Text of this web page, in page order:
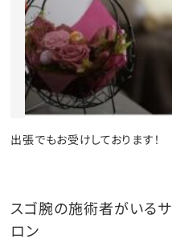
出張でもお受けしております！
スゴ腕の施術者がいるサ
ロン